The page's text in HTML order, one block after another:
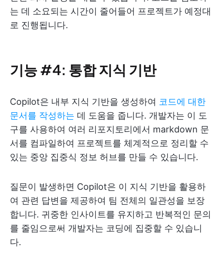
는 데 소요되는 시간이 줄어들어 프로젝트가 예정대
로 진행됩니다.
기능 #4: 통합 지식 기반
Copilot은 내부 지식 기반을 생성하여 코드에 대한
문서를 작성하는 데 도움을 줍니다. 개발자는 이 도
구를 사용하여 여러 리포지토리에서 markdown 문
서를 컴파일하여 프로젝트를 체계적으로 정리할 수
있는 중앙 집중식 정보 허브를 만들 수 있습니다.
질문이 발생하면 Copilot은 이 지식 기반을 활용하
여 관련 답변을 제공하여 팀 전체의 일관성을 보장
합니다. 귀중한 인사이트를 유지하고 반복적인 문의
를 줄임으로써 개발자는 코딩에 집중할 수 있습니
다.